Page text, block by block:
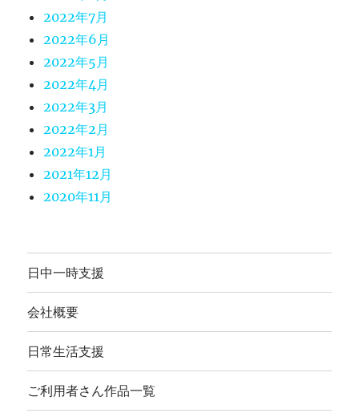
2022年7月
2022年6月
2022年5月
2022年4月
2022年3月
2022年2月
2022年1月
2021年12月
2020年11月
日中一時支援
会社概要
日常生活支援
ご利用者さん作品一覧